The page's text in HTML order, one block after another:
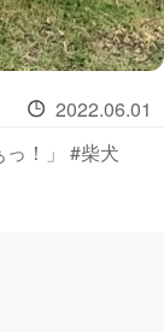
2022.06.01
！」 #柴犬